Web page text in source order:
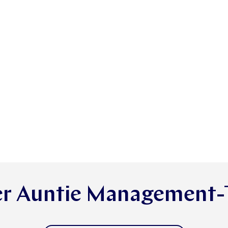
Auntie Management-